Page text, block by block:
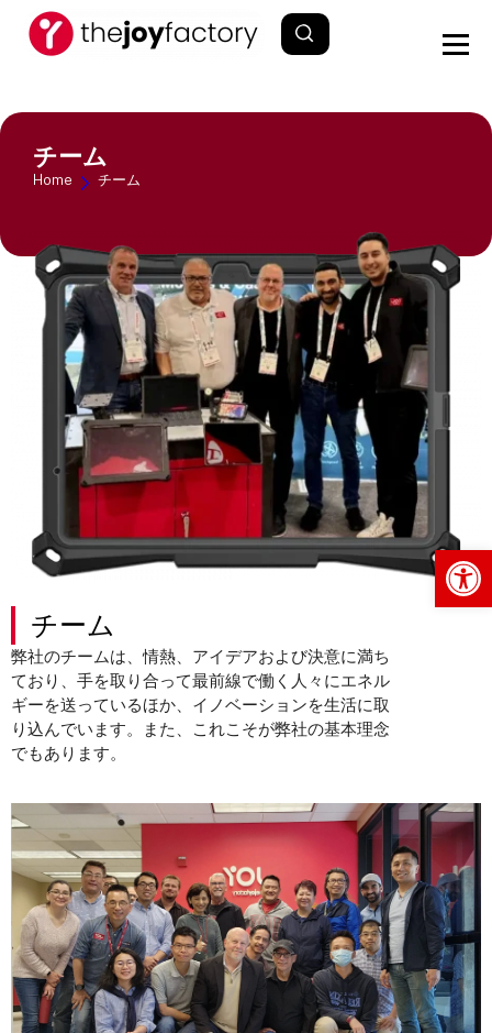
チーム
Home チーム
チーム
弊社のチームは、情熱、アイデアおよび決意に満ち
ており、手を取り合って最前線で働く人々にエネル
ギーを送っているほか、イノベーションを生活に取
り込んでいます。また、これこそが弊社の基本理念
でもあります。